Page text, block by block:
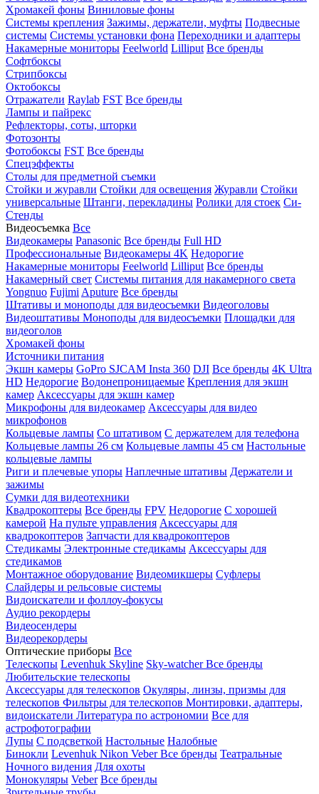
Хромакей фоны Виниловые фоны
Системы крепления Зажимы, держатели, муфты Подвесные
системы Системы установки фона Переходники и адаптеры
Накамерные мониторы Feelworld Lilliput Все бренды
Софтбоксы
Стрипбоксы
Октобоксы
Отражатели Raylab FST Все бренды
Лампы и пайрекс
Рефлекторы, соты, шторки
Фотозонты
Фотобоксы FST Все бренды
Спецэффекты
Столы для предметной съемки
Стойки и журавли Стойки для освещения Журавли Стойки
универсальные Штанги, перекладины Ролики для стоек Си-
Стенды
Видеосъемка Все
Видеокамеры Panasonic Все бренды Full HD
Профессиональные Видеокамеры 4K Недорогие
Накамерные мониторы Feelworld Lilliput Все бренды
Накамерный свет Системы питания для накамерного света
Yongnuo Fujimi Aputure Все бренды
Штативы и моноподы для видеосъемки Видеоголовы
Видеоштативы Моноподы для видеосъемки Площадки для
видеоголов
Хромакей фоны
Источники питания
Экшн камеры GoPro SJCAM Insta 360 DJI Все бренды 4K Ultra
HD Недорогие Водонепроницаемые Крепления для экшн
камер Аксессуары для экшн камер
Микрофоны для видеокамер Аксессуары для видео
микрофонов
Кольцевые лампы Со штативом C держателем для телефона
Кольцевые лампы 26 см Кольцевые лампы 45 см Настольные
кольцевые лампы
Риги и плечевые упоры Наплечные штативы Держатели и
зажимы
Сумки для видеотехники
Квадрокоптеры Все бренды FPV Недорогие С хорошей
камерой На пульте управления Аксессуары для
квадрокоптеров Запчасти для квадрокоптеров
Стедикамы Электронные стедикамы Аксессуары для
стедикамов
Монтажное оборудование Видеомикшеры Суфлеры
Слайдеры и рельсовые системы
Видоискатели и фоллоу-фокусы
Аудио рекордеры
Видеосендеры
Видеорекордеры
Оптические приборы Все
Телескопы Levenhuk Skyline Sky-watcherВсе бренды
Любительские телескопы
Аксессуары для телескопов Окуляры, линзы, призмы для
телескопов Фильтры для телескопов Монтировки, адаптеры,
видоискатели Литература по астрономии Все для
астрофотографии
Лупы С подсветкой Настольные Налобные
Бинокли Levenhuk Nikon VeberВсе бренды Театральные
Ночного видения Для охоты
Монокуляры Veber Все бренды